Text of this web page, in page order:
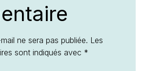
ne sera pas publiée. Les
sont indiqués avec *